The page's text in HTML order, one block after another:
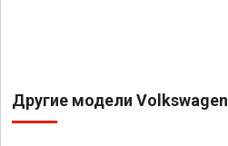
Другие модели Volkswagen